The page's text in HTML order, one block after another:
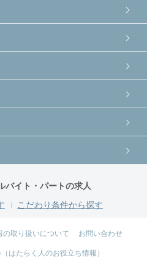
バイト・パートの求人
こだわり条件から探す
の取り扱いについて お問い合わせ
はたらく人のお役立ち情報）